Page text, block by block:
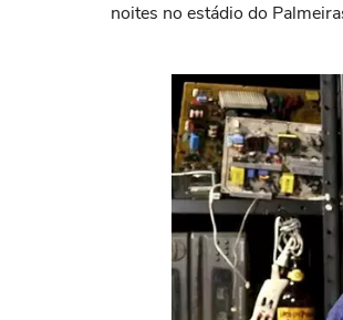
noites no estádio do